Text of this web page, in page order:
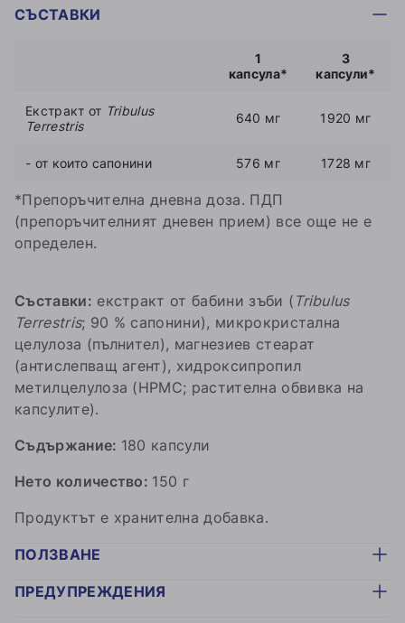
СЪСТАВКИ
1
капсула*
3
капсули*
Екстракт от Tribulus
Terrestris
640 мг 1920 мг
- от които сапонини 576 мг 1728 мг
*Препоръчителна дневна доза. ПДП
(препоръчителният дневен прием) все още не е
определен.
Съставки: екстракт от бабини зъби ( Tribulus
Terrestris; 90 % сапонини), микрокристална
целулоза (пълнител), магнезиев стеарат
(антислепващ агент), хидроксипропил
метилцелулоза (HPMC; растителна обвивка на
капсулите).
Съдържание: 180 капсули
Нето количество: 150 г
Продуктът е хранителна добавка.
ПОЛЗВАНЕ
ПРЕДУПРЕЖДЕНИЯ